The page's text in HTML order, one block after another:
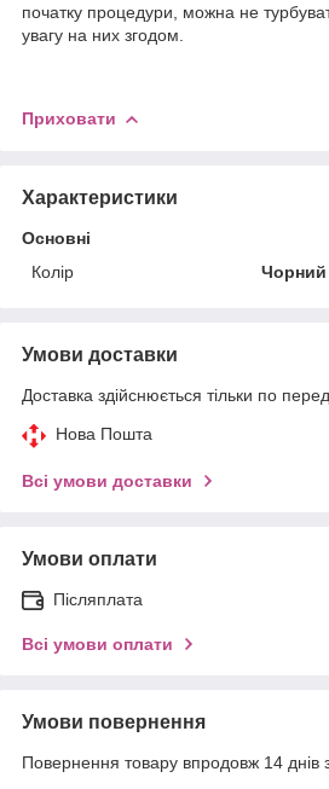
початку процедури, можна не
увагу на них згодом.
Приховати
Характеристики
Основні
Колір
Чорний
Умови доставки
Доставка здійснюється тільки по
Нова Пошта
Всі умови доставки
Умови оплати
Післяплата
Всі умови оплати
Умови повернення
Повернення товару впродовж 14 днів